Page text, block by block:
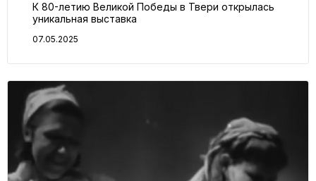
К 80-летию Великой Победы в Твери открылась
уникальная выставка
07.05.2025